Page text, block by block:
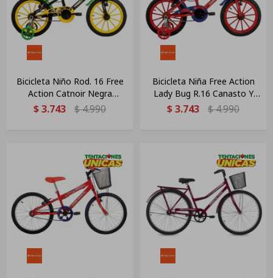
Bicicleta Niño Rod. 16 Free
Action Catnoir Negra
C/rueditas Negro 11
$3.743 $4.990
Bicicleta Niña Free Action
Lady Bug R.16 Canasto Y
Rueditas Rojo 11 "
$3.743 $4.990